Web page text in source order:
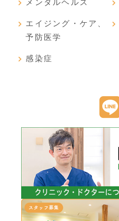
メンタルヘルス
エイジング・ケア、
予防医学
感染症